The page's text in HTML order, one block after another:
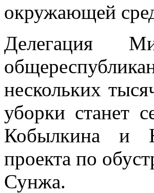
окружающей
Делегация
нескольких
уборки станет
Кобылкина и
проекта по
Сунжа.